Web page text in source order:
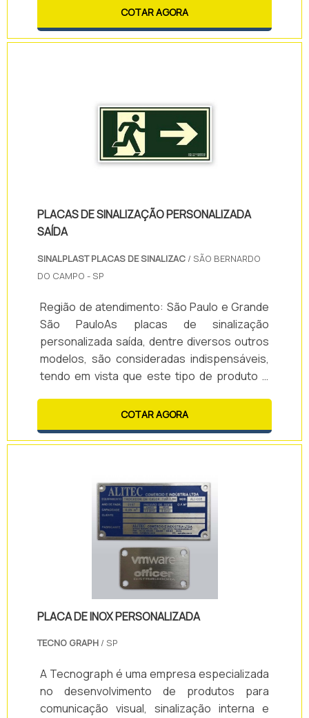
variedade de tamanhos e capacidades,
tornando-a ainda mais versátil.Vantagens de
utilizar a lixeira: - Limpeza; - Eficiência; -
COTAR AGORA
PLACAS DE SINALIZAÇÃO PERSONALIZADA
SAÍDA
SINALPLAST PLACAS DE SINALIZAC / SÃO BERNARDO
DO CAMPO - SP
Região de atendimento: São Paulo e Grande
São PauloAs placas de sinalização
personalizada saída, dentre diversos outros
modelos, são consideradas indispensáveis,
tendo em vista que este tipo de produto é
ambiente com alta circulação de pessoas. O
uso deste produto é indispensável, já que
faz parte dos critérios para a aprovação do
PRODUTOPara que este produto possa
desempenhar suas funções com sucesso, é
essencial q.
COTAR AGORA
PLACA DE INOX PERSONALIZADA
TECNO GRAPH / SP
A Tecnograph é uma empresa especializada
no desenvolvimento de produtos para
comunicação visual, sinalização interna e